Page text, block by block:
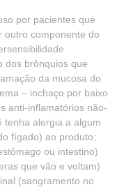
por pacientes que
outro componente do
dos brônquios que
da mucosa do
– inchaço por baixo
anti-inflamatórios não-
tenha alergia a algum
fígado) ao produto;
ou intestino)
que vão e voltam)
(sangramento no